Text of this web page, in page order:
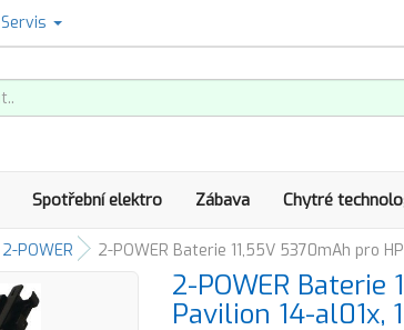
Servis
Spotřební elektro Zábava Chytré
2-POWER 2-POWER Baterie 11,55V 5370mAh pro
2-POWER
Pavilion 14-al01x,